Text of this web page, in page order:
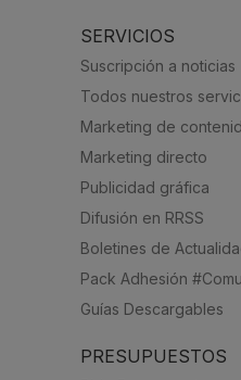
SERVICIOS
Suscripción a noticias
Todos nuestros
Marketing de
Marketing directo
Publicidad gráfica
Difusión en RRSS
Boletines de
Pack Adhesión
Guías Descargables
PRESUPUESTOS